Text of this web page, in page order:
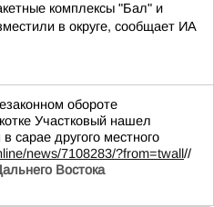
комплексы "Бал" и
в округе, сообщает ИА
обороте
Участковый нашел
сарае другого местного
news/7108283/?from=twall//
Востока